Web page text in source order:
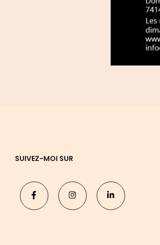
SUIVEZ-MOI SUR